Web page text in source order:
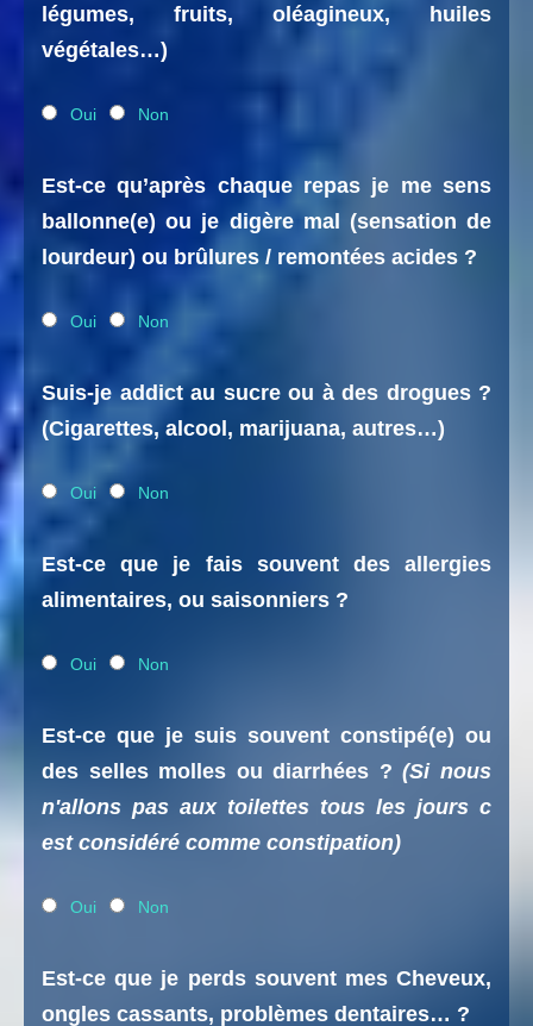
légumes, fruits, oléagineux, huiles
végétales…)
Oui Non
Est-ce qu’après chaque repas je me sens
ballonne(e) ou je digère mal (sensation de
lourdeur) ou brûlures / remontées acides ?
Oui Non
Suis-je addict au sucre ou à des drogues ?
(Cigarettes, alcool, marijuana, autres…)
Oui Non
Est-ce que je fais souvent des allergies
alimentaires, ou saisonniers ?
Oui Non
Est-ce que je suis souvent constipé(e) ou
des selles molles ou diarrhées ?(Si nous
n'allons pas aux toilettes tous les jours c
est considéré comme constipation)
Oui Non
Est-ce que je perds souvent mes Cheveux,
ongles cassants, problèmes dentaires… ?